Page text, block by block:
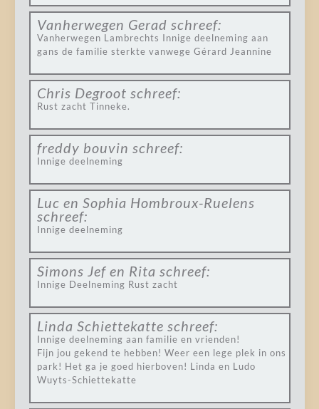
Vanherwegen Gerad schreef:
Vanherwegen Lambrechts Innige deelneming aan
gans de familie sterkte vanwege Gérard Jeannine
Chris Degroot schreef:
Rust zacht Tinneke.
freddy bouvin schreef:
Innige deelneming
Luc en Sophia Hombroux-Ruelens
schreef:
Innige deelneming
Simons Jef en Rita schreef:
Innige Deelneming Rust zacht
Linda Schiettekatte schreef:
Innige deelneming aan familie en vrienden!
Fijn jou gekend te hebben! Weer een lege plek in ons
park! Het ga je goed hierboven! Linda en Ludo
Wuyts-Schiettekatte